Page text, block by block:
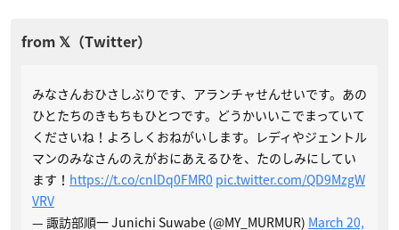
みなさんおひさしぶりです、アランチャせんせいです。あの
ひとたちのきもちもひとつです。どうかいいこでまっていて
くださいね！よろしくおねがいします。レディやジェントル
マンのみなさんのえがおにあえるひを、たのしみにしてい
ます！ https://t.co/cnlDq0FMR0 pic.twitter.com/QD9MzgW
VRV
— 諏訪部順一 Junichi Suwabe (@MY_MURMUR) March 20,